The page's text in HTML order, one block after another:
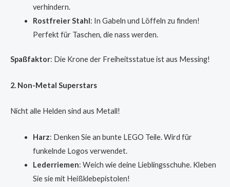
verhindern.
Rostfreier Stahl: In Gabeln und Löffeln zu finden!
Perfekt für Taschen, die nass werden.
Spaßfaktor: Die Krone der Freiheitsstatue ist aus Messing!
2. Non-Metal Superstars
Nicht alle Helden sind aus Metall!
Harz: Denken Sie an bunte LEGO Teile. Wird für
funkelnde Logos verwendet.
Lederriemen: Weich wie deine Lieblingsschuhe. Kleben
Sie sie mit Heißklebepistolen!